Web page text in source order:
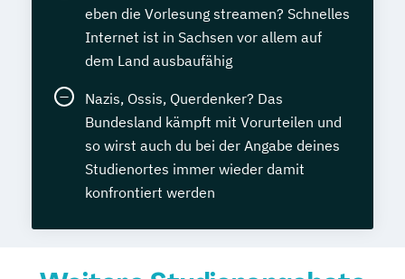
eben die Vorlesung streamen? Schnelles
Internet ist in Sachsen vor allem auf
dem Land ausbaufähig
Nazis, Ossis, Querdenker? Das
Bundesland kämpft mit Vorurteilen und
so wirst auch du bei der Angabe deines
Studienortes immer wieder damit
konfrontiert werden